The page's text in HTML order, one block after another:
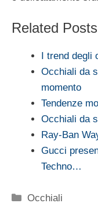
Related
I trend degli
Occhiali da
momento
Tendenze
Occhiali da
Ray-Ban
Gucci
Techno…
Categorie
Occhiali